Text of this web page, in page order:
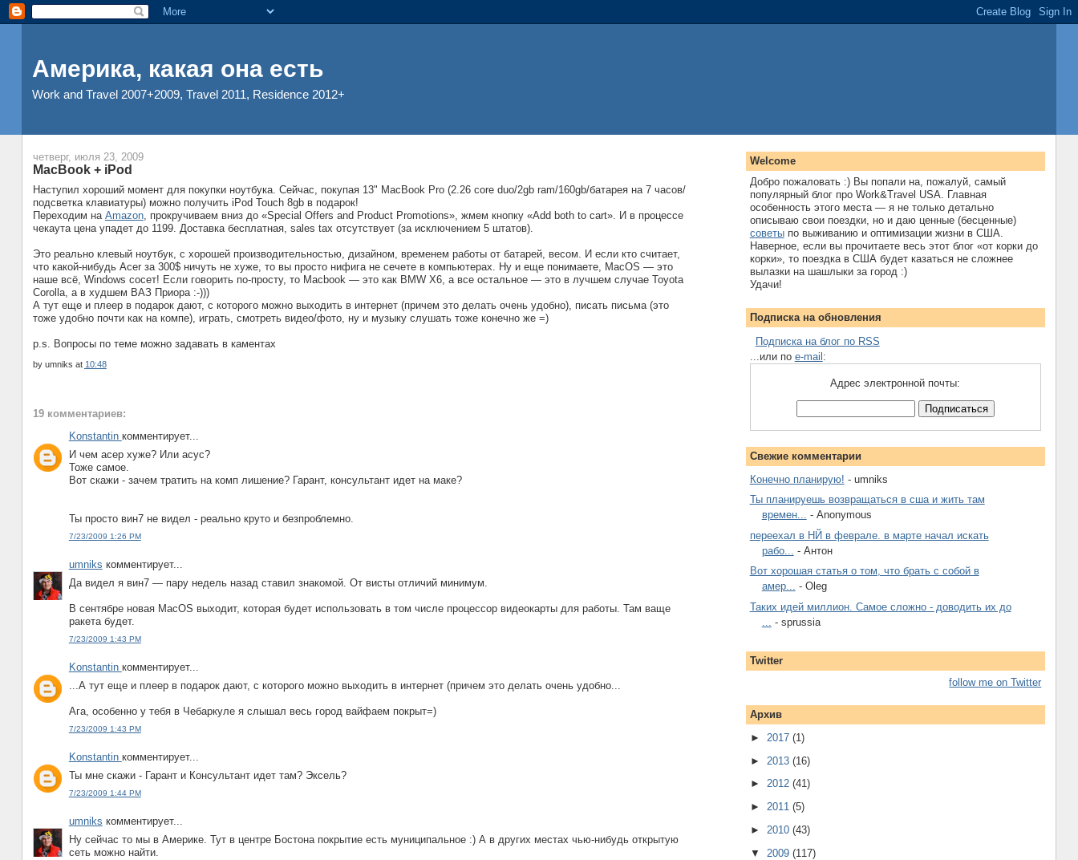
Америка, какая она есть
Work and Travel 2007+2009, Travel 2011, Residence 2012+
четверг, июля 23, 2009
MacBook + iPod
Наступил хороший момент для покупки ноутбука. Сейчас, покупая 13" MacBook Pro (2.26 core duo/2gb ram/160gb/батарея на 7 часов/
подсветка клавиатуры) можно получить iPod Touch 8gb в подарок!
Переходим на Amazon, прокручиваем вниз до «Special Offers and Product Promotions», жмем кнопку «Add both to cart». И в процессе
чекаута цена упадет до 1199. Доставка бесплатная, sales tax отсутствует (за исключением 5 штатов).
Это реально клевый ноутбук, с хорошей производительностью, дизайном, временем работы от батарей, весом. И если кто считает,
что какой-нибудь Acer за 300$ ничуть не хуже, то вы просто нифига не сечете в компьютерах. Ну и еще понимаете, MacOS — это
наше всё, Windows сосет! Если говорить по-просту, то Macbook — это как BMW X6, а все остальное — это в лучшем случае Toyota
Corolla, а в худшем ВАЗ Приора :-)))
А тут еще и плеер в подарок дают, с которого можно выходить в интернет (причем это делать очень удобно), писать письма (это
тоже удобно почти как на компе), играть, смотреть видео/фото, ну и музыку слушать тоже конечно же =)
p.s. Вопросы по теме можно задавать в каментах
by umniks at 10:48
19 комментариев:
Konstantin комментирует...
И чем асер хуже? Или асус?
Тоже самое.
Вот скажи - зачем тратить на комп лишение? Гарант, консультант идет на маке?
Ты просто вин7 не видел - реально круто и безпроблемно.
7/23/2009 1:26 PM
umniks комментирует...
Да видел я вин7 — пару недель назад ставил знакомой. От висты отличий минимум.
В сентябре новая MacOS выходит, которая будет использовать в том числе процессор видеокарты для работы. Там ваще
ракета будет.
7/23/2009 1:43 PM
Konstantin комментирует...
...А тут еще и плеер в подарок дают, с которого можно выходить в интернет (причем это делать очень удобно...
Ага, особенно у тебя в Чебаркуле я слышал весь город вайфаем покрыт=)
7/23/2009 1:43 PM
Konstantin комментирует...
Ты мне скажи - Гарант и Консультант идет там? Эксель?
7/23/2009 1:44 PM
umniks комментирует...
Ну сейчас то мы в Америке. Тут в центре Бостона покрытие есть муниципальное :) А в других местах чью-нибудь открытую
сеть можно найти.
Welcome
Добро пожаловать :) Вы попали на, пожалуй, самый
популярный блог про Work&Travel USA. Главная
особенность этого места — я не только детально
описываю свои поездки, но и даю ценные (бесценные)
советыпо выживанию и оптимизации жизни в США.
Наверное, если вы прочитаете весь этот блог «от корки до
корки», то поездка в США будет казаться не сложнее
вылазки на шашлыки за город :)
Удачи!
Подписка на обновления
Подписка на блог по RSS
...или по e-mail:
Адрес электронной почты:
Свежие комментарии
Конечно планирую! - umniks
Ты планируешь возвращаться в сша и жить там
времен... - Anonymous
переехал в НЙ в феврале. в марте начал искать
рабо...
- Антон
Вот хорошая статья о том, что брать с собой в
амер... - Oleg
Таких идей миллион. Самое сложно - доводить их до
- sprussia
Twitter
follow me on Twitter
Архив
► 2017 (1)
► 2013 (16)
► 2012 (41)
► 2011 (5)
► 2010 (43)
▼ 2009 (117)